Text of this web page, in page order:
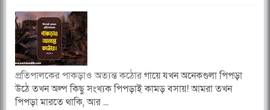
প্রতিপালকের পাকড়াও অত্যন্ত কঠোরগায়ে যখন অনেকগুলা পিপড়া
উঠে তখন অল্প কিছু সংখ্যক পিপড়াই কামড় বসায়! আমরা তখন
পিপড়া মারতে থাকি, আর ...